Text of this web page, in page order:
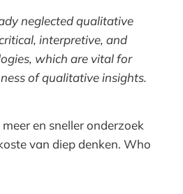
neglected qualitative
interpretive, and
which are vital for
of qualitative insights.
en sneller onderzoek
van diep denken. Who